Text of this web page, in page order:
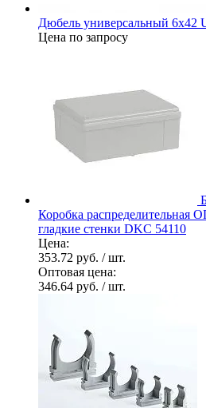
Дюбель универсальный 6х42
Цена по запросу
Коробка распределительная
гладкие стенки DKC 54110
Цена:
353.72 руб. / шт.
Оптовая цена:
346.64 руб. / шт.